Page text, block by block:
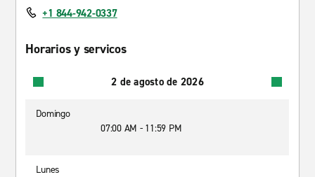
+1 844-942-0337
Horarios y servicos
2 de agosto de 2026
Domingo
07:00 AM - 11:59 PM
Lunes